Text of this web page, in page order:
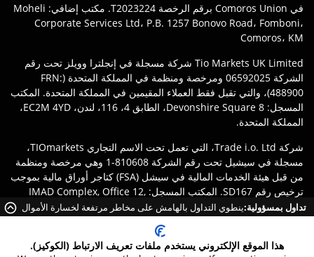
في Comoros Union برقم الرخصة T2023224. مكتب إضافي: Moheli
Corporate Services Ltd، P.B. 1257 Bonovo Road، Fomboni،
Comoros، KM
Tio Markets UK Limited شركة مسجلة في إنجلترا وويلز تحت رقم
الشركة 06592025 ومرخصة ومنظمة في المملكة المتحدة (FRN:
488900)، والتي تقبل فقط العملاء المقيمين في المملكة المتحدة. المكتب
المسجل: 8 Devonshire Square، الطابق 4، 116، لندن، EC2M 4YD،
المملكة المتحدة.
شركة Trade i.o. Ltd، التي تعمل تحت الاسم التجاري TIOmarkets،
مسجلة في سيشيل تحت رقم الشركة 810608-1 وهي مرخصة ومنظمة
من قبل هيئة الخدمات المالية في سيشل (FSA) كتاجر أوراق مالية بموجب
ترخيص رقم SD167. المكتب المسجل: IMAD Complex, Office 12,
3rd floor Île du Port, Mahe Seychelles.
يتحمل العملاء مسؤولية ضمان تسجيلهم مع الكيان
المناسب لعلامة TIOmarkets التجارية وفقًا لقوانين وأنظمة ولايتهم
تداول بمسؤولية:ينطوي التداول بالهامش على مخاطر مرتفعة لخسارة الأموال
بسرعة بسبب الرافعة المالية.
هذا الموقع الإلكتروني يستخدم ملفات تعريف الارتباط (الكوكيز).